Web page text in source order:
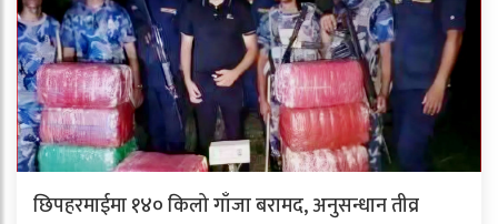
छिपहरमाईमा १४० किलो गाँजा बरामद, अनुसन्धान तीव्र